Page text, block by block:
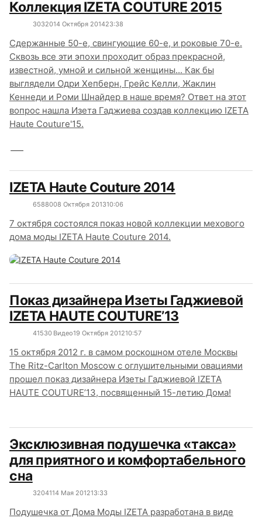
Коллекция IZETA COUTURE 2015
3032014 Октября 201423:38
Сдержанные 50-е, свингующие 60-е, и роковые 70-е.
Сквозь все эти эпохи проходит образ прекрасной,
известной, умной и сильной женщины... Как бы
выглядели Одри Хепберн, Грейс Келли, Жаклин
Кеннеди и Роми Шнайдер в наше время? Ответ на этот
вопрос нашла Изета Гаджиева создав коллекцию IZETA
Haute Couture'15.
IZETA Haute Couture 2014
6588008 Октября 201310:06
7 октября состоялся показ новой коллекции мехового
дома моды IZETA Haute Couture 2014.
Показ дизайнера Изеты Гаджиевой
IZETA HAUTE COUTURE’13
41530 Видео19 Октября 201210:57
15 октября 2012 г. в самом роскошном отеле Москвы
The Ritz-Carlton Moscow с оглушительными овациями
прошел показ дизайнера Изеты Гаджиевой IZETA
HAUTE COUTURE’13, посвященный 15-летию Дома!
Эксклюзивная подушечка «такса»
для приятного и комфортабельного
сна
3204114 Мая 201213:33
Подушечка от Дома Моды IZETA разработана в виде